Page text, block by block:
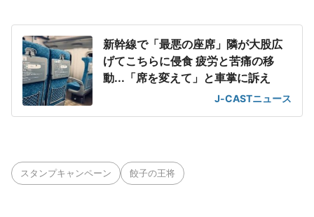
新幹線で「最悪の座席」隣が大股広
げてこちらに侵食 疲労と苦痛の移
動...「席を変えて」と車掌に訴え
J-CASTニュース
スタンプキャンペーン 餃子の王将